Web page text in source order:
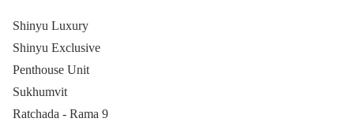
Shinyu Luxury
Shinyu Exclusive
Penthouse Unit
Sukhumvit
Ratchada - Rama 9